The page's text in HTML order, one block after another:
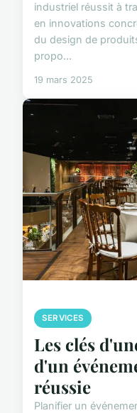
industriel réussit à
en innovations
du design de
propo...
19 mars 2025
SERVICES
Les clés
d'un
réussie
Planifier un